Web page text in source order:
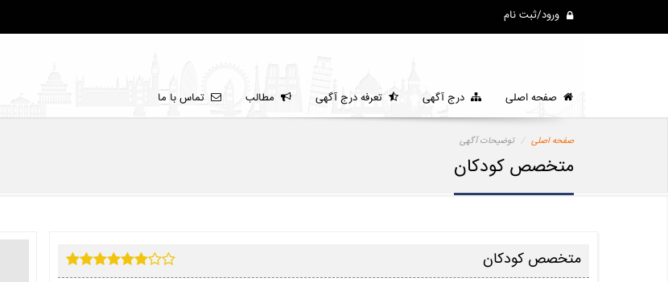
ورود/ثبت نام
صفحه اصلی درج آگهی تعرفه درج آگهی مطالب تماس با ما
صفحه اصلی توضیحات آگهی
متخصص کودکان
متخصص کودکان